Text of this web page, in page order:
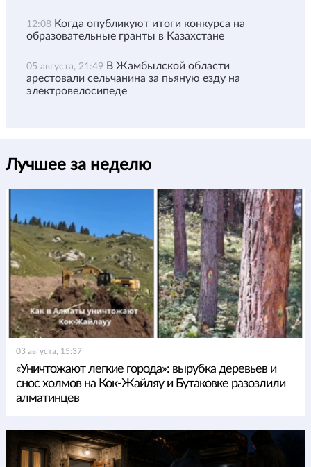
12:08 Когда опубликуют итоги конкурса на
образовательные гранты в Казахстане
05 августа, 21:49 В Жамбылской области
арестовали сельчанина за пьяную езду на
электровелосипеде
Лучшее за неделю
03 августа, 15:37
«Уничтожают легкие города»: вырубка деревьев и
снос холмов на Кок-Жайляу и Бутаковке разозлили
алматинцев